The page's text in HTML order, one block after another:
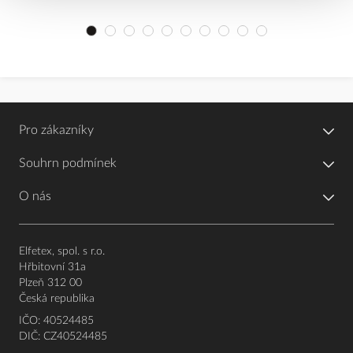
Pro zákazníky
Souhrn podmínek
O nás
Elfetex, spol. s r.o.
Hřbitovní 31a
Plzeň 312 00
Česká republika
IČO: 40524485
DIČ: CZ40524485